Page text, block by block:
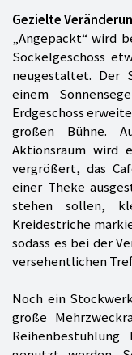
Gezielte
„Angepackt“ wird
Sockelgeschoss
neugestaltet. Der
einem
Erdgeschoss
großen Bühne.
Aktionsraum wird
vergrößert, das
einer Theke
stehen sollen,
Kreidestriche
sodass es bei der
versehentlichen
Noch ein
große